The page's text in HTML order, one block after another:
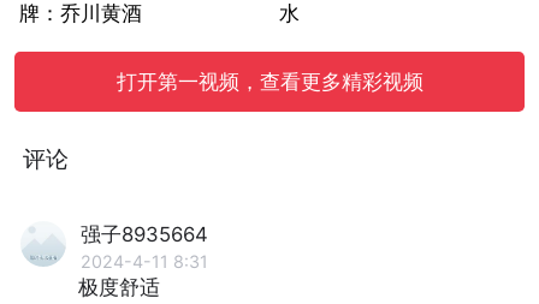
牌：乔川黄酒
水
打开第一视频，查看更多精彩视频
评论
强子8935664
2024-4-11 8:31
极度舒适